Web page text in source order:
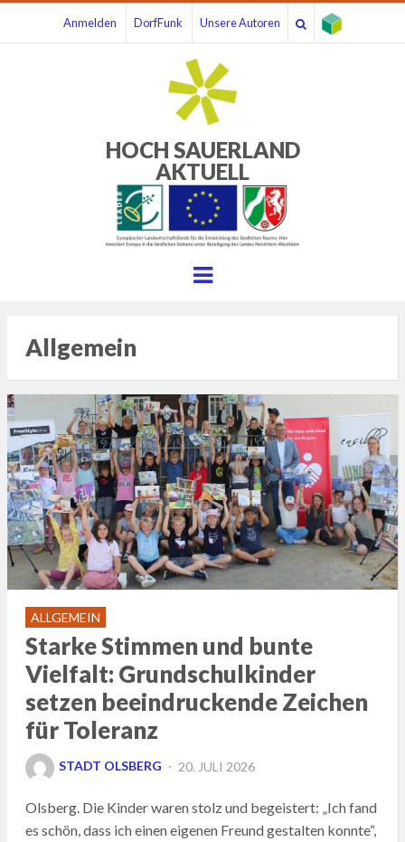
Anmelden DorfFunk Unsere Autoren
HOCH SAUERLAND
AKTUELL
Menu
Allgemein
ALLGEMEIN
Starke Stimmen und bunte
Vielfalt: Grundschulkinder
setzen beeindruckende Zeichen
für Toleranz
STADT OLSBERG
POSTED
20. JULI 2026
Olsberg. Die Kinder waren stolz und begeistert: „Ich fand
es schön, dass ich einen eigenen Freund gestalten konnte“,